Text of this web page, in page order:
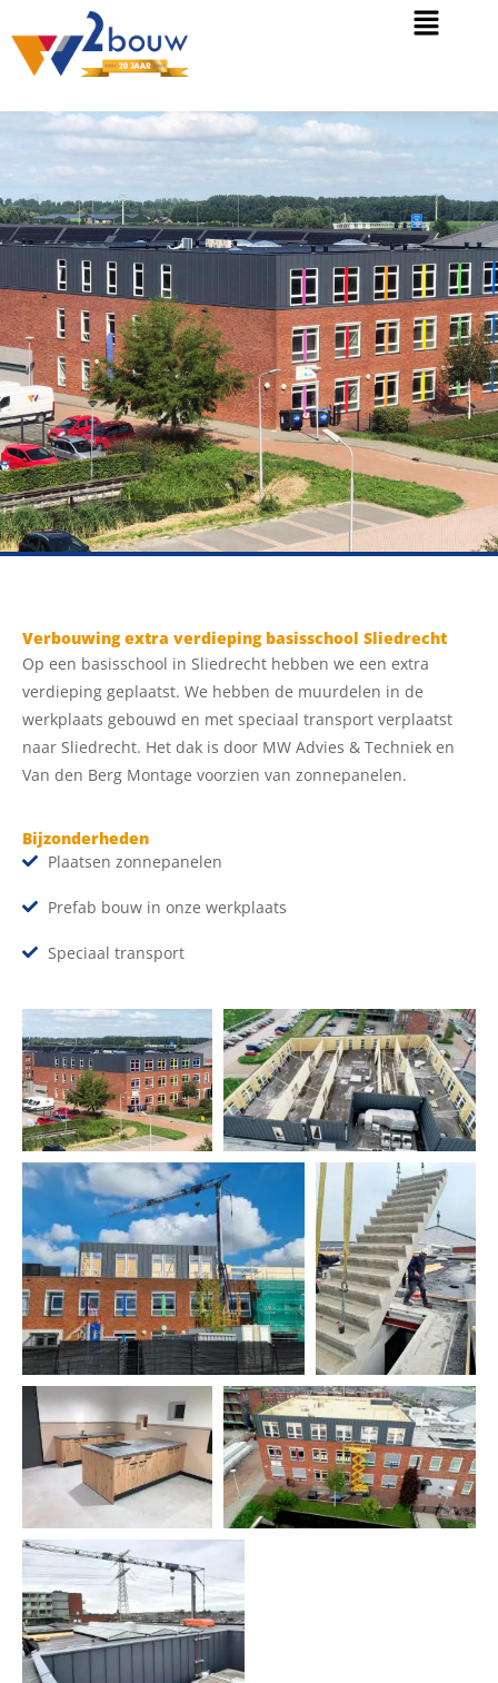
Verbouwing extra verdieping basisschool Sliedrecht
Op een basisschool in Sliedrecht hebben we een extra
verdieping geplaatst. We hebben de muurdelen in de
werkplaats gebouwd en met speciaal transport verplaatst
naar Sliedrecht. Het dak is door MW Advies & Techniek en
Van den Berg Montage voorzien van zonnepanelen.
Bijzonderheden
Plaatsen zonnepanelen
Prefab bouw in onze werkplaats
Speciaal transport